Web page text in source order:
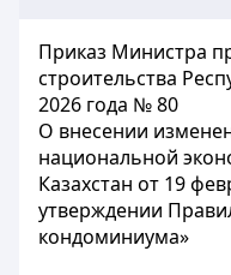
Приказ Министра
строительства
2026 года № 80
О внесении
национальной
Казахстан от 19
утверждении
кондоминиума»